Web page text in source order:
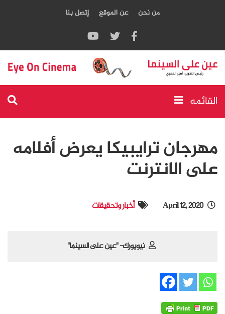
من نحن عن الموقع إتصل بنا
القائمه
مهرجان ترايبيكا يعرض أفلامه
على الانترنت
April 12, 2020 أخبار وتحقيقات
نيويورك- "عين على السينما"